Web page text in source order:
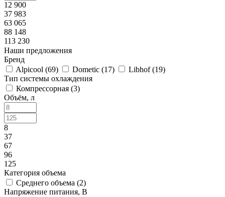
12 900
37 983
63 065
88 148
113 230
Наши предложения
Бренд
Alpicool (69) Dometic (17) Libhof (19)
Тип системы охлаждения
Компрессорная (3)
Объём, л
8
37
67
96
125
Категория объема
Среднего объема (2)
Напряжение питания, В